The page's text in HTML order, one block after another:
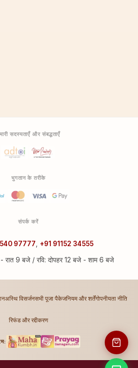
सदस्यताएँ और संबद्धताएँ
भुगतान के तरीके
संपर्क करें
97777 +91 91152 34555
रात 9 बजे / रवि: दोपहर 12 बजे - शाम 6 बजे
अस्थि विसर्जनसभी पूजा पैकेजनियम और शर्तेंगोपनीयता नीति
रिफंड और रद्दीकरण